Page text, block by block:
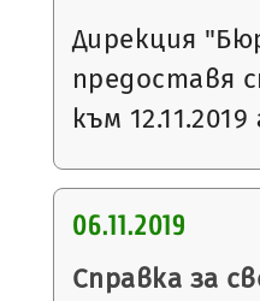
Дирекция
предоставя
към 12.11.2019
06.11.2019
Справка за